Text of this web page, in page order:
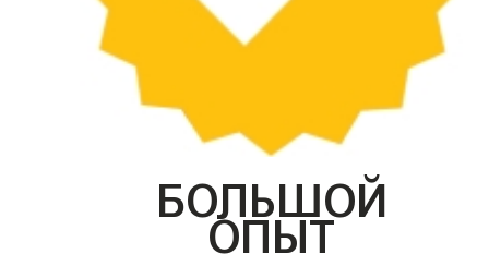
БОЛЬШОЙ
ОПЫТ